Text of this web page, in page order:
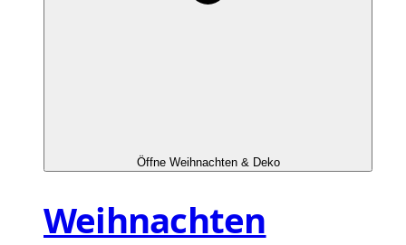
Öffne Weihnachten & Deko
Weihnachten